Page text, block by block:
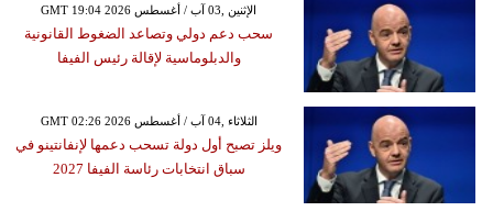
GMT 19:04 2026 الإثنين ,03 آب / أغسطس
سحب دعم دولي وتصاعد الضغوط القانونية
والدبلوماسية لإقالة رئيس الفيفا
GMT 02:26 2026 الثلاثاء ,04 آب / أغسطس
ويلز تصبح أول دولة تسحب دعمها لإنفانتينو في
سباق انتخابات رئاسة الفيفا 2027